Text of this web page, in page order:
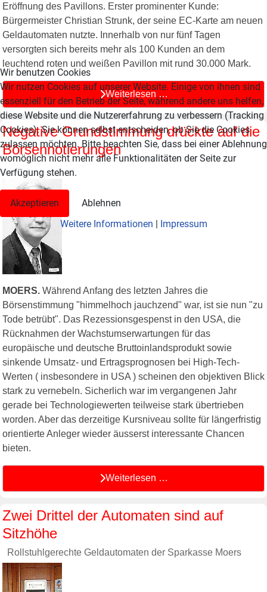
Eröffnung des Pavillons. Erster prominenter Kunde:
Bürgermeister Christian Strunk, der seine EC-Karte am neuen
Geldautomaten nutzte. Innerhalb von nur fünf Tagen
versorgten sich bereits mehr als 100 Kunden an dem
leuchtend roten und weißen Pavillon mit rund 30.000 Mark.
Weiterlesen …
Negative Grundstimmung drückte auf die
Börsennotierungen
MOERS. Während Anfang des letzten Jahres die
Börsenstimmung "himmelhoch jauchzend" war, ist sie nun "zu
Tode betrübt". Das Rezessionsgespenst in den USA, die
Rücknahmen der Wachstumserwartungen für das
europäische und deutsche Bruttoinlandsprodukt sowie
sinkende Umsatz- und Ertragsprognosen bei High-Tech-
Werten ( insbesondere in USA ) scheinen den objektiven Blick
stark zu vernebeln. Sicherlich war im vergangenen Jahr
gerade bei Technologiewerten teilweise stark übertrieben
worden. Aber das derzeitige Kursniveau sollte für längerfristig
orientierte Anleger wieder äusserst interessante Chancen
bieten.
Weiterlesen …
Zwei Drittel der Automaten sind auf
Sitzhöhe
Rollstuhlgerechte Geldautomaten der Sparkasse Moers
Wir benutzen Cookies
Wir nutzen Cookies auf unserer Website. Einige von ihnen sind
essenziell für den Betrieb der Seite, während andere uns helfen,
diese Website und die Nutzererfahrung zu verbessern (Tracking
Cookies). Sie können selbst entscheiden, ob Sie die Cookies
zulassen möchten. Bitte beachten Sie, dass bei einer Ablehnung
womöglich nicht mehr alle Funktionalitäten der Seite zur
Verfügung stehen.
Akzeptieren
Ablehnen
Weitere Informationen | Impressum